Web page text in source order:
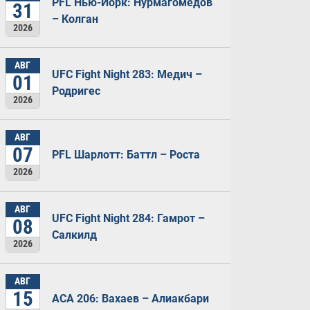
31
2026
– Колган
АВГ
01
2026
UFC Fight Night 283: Медич –
Родригес
АВГ
07
2026
PFL Шарлотт: Баттл – Роста
АВГ
08
2026
UFC Fight Night 284: Гамрот –
Салкилд
АВГ
15 ACA 206: Вахаев – Алиакбари